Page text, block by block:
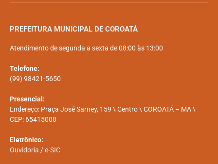
PREFEITURA MUNICIPAL DE COROATÁ
Atendimento de segunda a sexta de 08:00 às 13:00
Telefone:
(99) 98421-5650
Presencial:
Endereço: Praça José Sarney, 159 \ Centro \ COROATÁ – MA \
CEP: 65415000
Eletrônico:
Ouvidoria /e-SIC